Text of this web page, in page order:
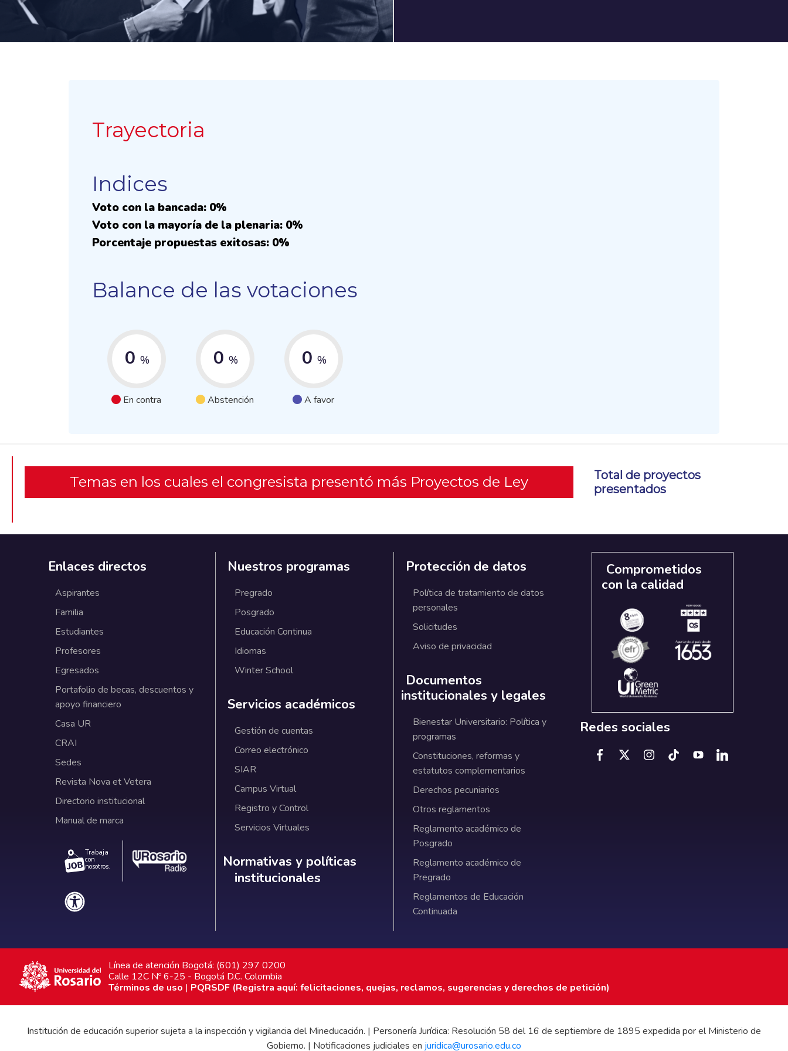
Trayectoria
Indices
Voto con la bancada: 0%
Voto con la mayoría de la plenaria: 0%
Porcentaje propuestas exitosas: 0%
Balance de las votaciones
0 %
En contra
0 %
Abstención
0 %
A favor
Temas en los cuales el congresista presentó más Proyectos de Ley
Total de proyectos
presentados
Enlaces directos
Aspirantes
Familia
Estudiantes
Profesores
Egresados
Portafolio de becas, descuentos y
apoyo financiero
Casa UR
CRAI
Sedes
Revista Nova et Vetera
Directorio institucional
Manual de marca
Trabaja
con
nosotros.
Nuestros programas
Pregrado
Posgrado
Educación Continua
Idiomas
Winter School
Servicios académicos
Gestión de cuentas
Correo electrónico
SIAR
Campus Virtual
Registro y Control
Servicios Virtuales
Normativas y políticas institucionales
Normativas y políticas
institucionales
Protección de datos
Política de tratamiento de datos
personales
Solicitudes
Aviso de privacidad
Documentos
institucionales y legales
Bienestar Universitario: Política y
programas
Constituciones, reformas y
estatutos complementarios
Derechos pecuniarios
Otros reglamentos
Reglamento académico de
Posgrado
Reglamento académico de
Pregrado
Reglamentos de Educación
Continuada
Comprometidos
con la calidad
Redes sociales
Línea de atención Bogotá: (601) 297 0200
Calle 12C Nº 6-25 - Bogotá D.C. Colombia
Términos de uso | PQRSDF (Registra aquí: felicitaciones, quejas, reclamos, sugerencias y derechos de petición)
Institución de educación superior sujeta a la inspección y vigilancia del Mineducación. | Personería Jurídica: Resolución 58 del 16 de septiembre de 1895 expedida por el Ministerio de
Gobierno. | Notificaciones judiciales en juridica@urosario.edu.co